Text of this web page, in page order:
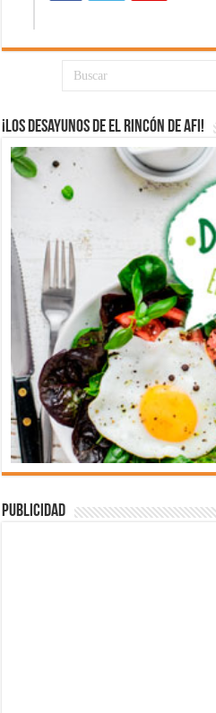
¡Los desayunos de El Rincón de Afi!
Publicidad